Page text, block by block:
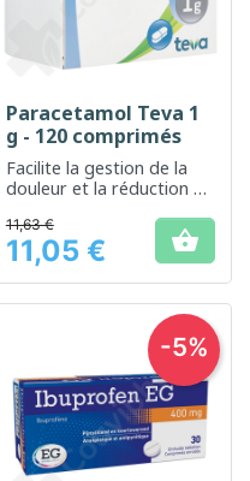
Paracetamol Teva 1
g - 120 comprimés
Facilite la gestion de la
douleur et la réduction de
adultes
Prix
11,63 €
11,05 € 
-5%